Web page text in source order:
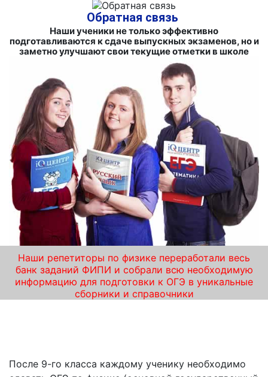
Обратная связь
Наши ученики не только эффективно
подготавливаются к сдаче выпускных экзаменов, но и
заметно улучшают свои текущие отметки в школе
Наши репетиторы по физике переработали весь
банк заданий ФИПИ и собрали всю необходимую
информацию для подготовки к ОГЭ в уникальные
сборники и справочники
После 9-го класса каждому ученику необходимо